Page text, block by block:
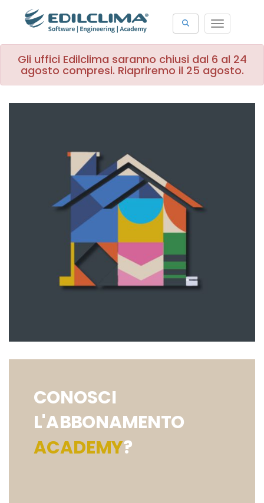
Toggle
Gli uffici Edilclima saranno chiusi dal 6 al 24
agosto compresi. Riapriremo il 25 agosto.
CONOSCI
L'ABBONAMENTO
ACADEMY?